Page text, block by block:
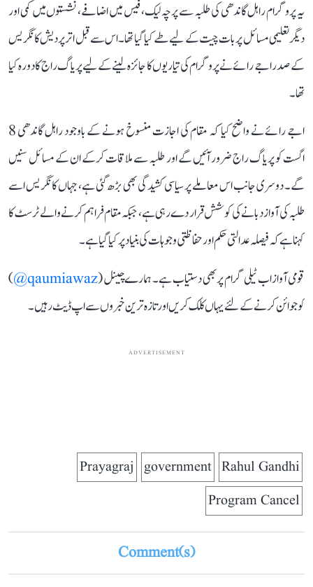
یہ پروگرام راہل گاندھی کی طلبہ سے پرچہ لیک، فیس میں اضافے، نشستوں میں کمی اور
دیگر تعلیمی مسائل پر بات چیت کے لیے طے کیا گیا تھا۔ اس سے قبل اتر پردیش کانگریس
کے صدر اجے رائے نے پروگرام کی تیاریوں کا جائزہ لینے کے لیے پریاگ راج کا دورہ کیا
تھا۔
اجے رائے نے واضح کیا کہ مقام کی اجازت منسوخ ہونے کے باوجود راہل گاندھی 8
اگست کو پریاگ راج ضرور آئیں گے اور طلبہ سے ملاقات کرکے ان کے مسائل سنیں
گے۔ دوسری جانب اس معاملے پر سیاسی کشیدگی بھی بڑھ گئی ہے، جہاں کانگریس اسے
طلبہ کی آواز دبانے کی کوشش قرار دے رہی ہے، جبکہ مقام فراہم کرنے والے ٹرسٹ کا
کہنا ہے کہ فیصلہ عدالتی حکم اور حفاظتی وجوہات کی بنیاد پر کیا گیا ہے۔
قومی آواز اب ٹیلی گرام پر بھی دستیاب ہے۔ ہمارے چینل (qaumiawaz@
)
کو جوائن کرنے کے لئے یہاں کلک کریں اور تازہ ترین خبروں سے اپ ڈیٹ رہیں۔
ADVERTISEMENT
Rahul Gandhi
government
Prayagraj
Program Cancel
Comment(s)